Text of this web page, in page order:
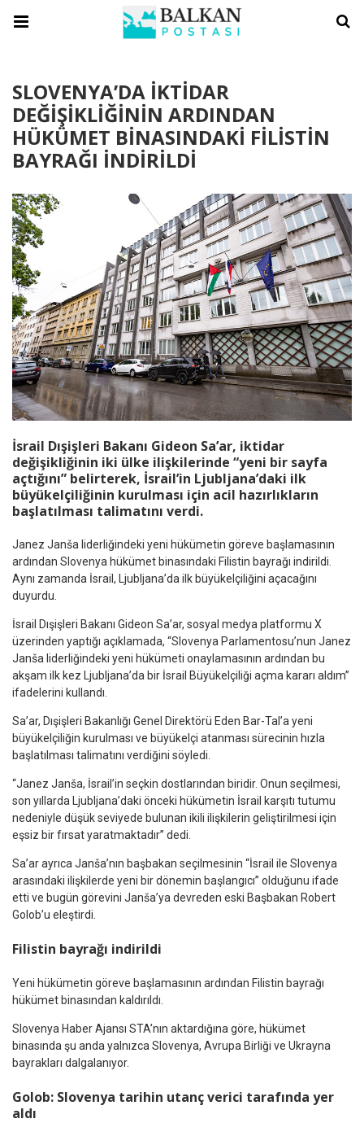
SLOVENYA’DA İKTİDAR
DEĞİŞİKLİĞİNİN ARDINDAN
HÜKÜMET BİNASINDAKİ FİLİSTİN
BAYRAĞI İNDİRİLDİ
İsrail Dışişleri Bakanı Gideon Sa’ar, iktidar
değişikliğinin iki ülke ilişkilerinde “yeni bir sayfa
açtığını” belirterek, İsrail’in Ljubljana’daki ilk
büyükelçiliğinin kurulması için acil hazırlıkların
başlatılması talimatını verdi.
Janez Janša liderliğindeki yeni hükümetin göreve başlamasının
ardından Slovenya hükümet binasındaki Filistin bayrağı indirildi.
Aynı zamanda İsrail, Ljubljana’da ilk büyükelçiliğini açacağını
duyurdu.
İsrail Dışişleri Bakanı Gideon Sa’ar, sosyal medya platformu X
üzerinden yaptığı açıklamada, “Slovenya Parlamentosu’nun Janez
Janša liderliğindeki yeni hükümeti onaylamasının ardından bu
akşam ilk kez Ljubljana’da bir İsrail Büyükelçiliği açma kararı aldım”
ifadelerini kullandı.
Sa’ar, Dışişleri Bakanlığı Genel Direktörü Eden Bar-Tal’a yeni
büyükelçiliğin kurulması ve büyükelçi atanması sürecinin hızla
başlatılması talimatını verdiğini söyledi.
“Janez Janša, İsrail’in seçkin dostlarından biridir. Onun seçilmesi,
son yıllarda Ljubljana’daki önceki hükümetin İsrail karşıtı tutumu
nedeniyle düşük seviyede bulunan ikili ilişkilerin geliştirilmesi için
eşsiz bir fırsat yaratmaktadır” dedi.
Sa’ar ayrıca Janša’nın başbakan seçilmesinin “İsrail ile Slovenya
arasındaki ilişkilerde yeni bir dönemin başlangıcı” olduğunu ifade
etti ve bugün görevini Janša’ya devreden eski Başbakan Robert
Golob’u eleştirdi.
Filistin bayrağı indirildi
Yeni hükümetin göreve başlamasının ardından Filistin bayrağı
hükümet binasından kaldırıldı.
Slovenya Haber Ajansı STA’nın aktardığına göre, hükümet
binasında şu anda yalnızca Slovenya, Avrupa Birliği ve Ukrayna
bayrakları dalgalanıyor.
Golob: Slovenya tarihin utanç verici tarafında yer
aldı